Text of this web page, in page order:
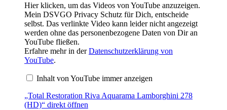
Hier klicken, um das Videos von YouTube anzuzeigen.
Mein DSVGO Privacy Schutz für Dich, entscheide
selbst. Das verlinkte Video kann leider nicht angezeigt
werden ohne das personenbezogene Daten von Dir an
YouTube fließen.
Erfahre mehr in derDatenschutzerklärung von
YouTube.
Inhalt von YouTube immer anzeigen
„Total Restoration Riva Aquarama Lamborghini 278
(HD)“ direkt öffnen